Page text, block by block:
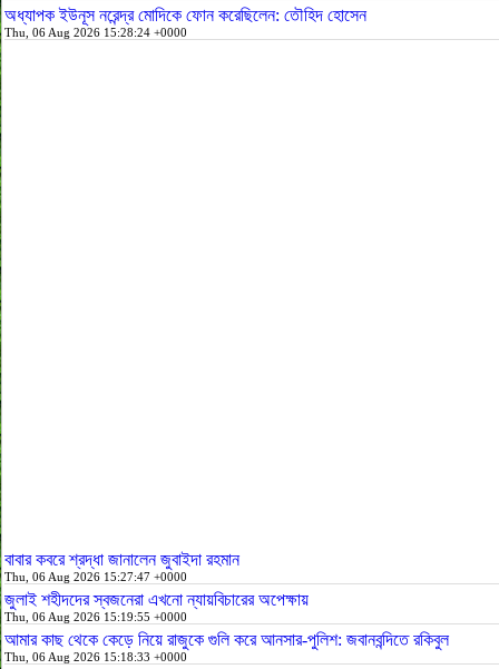
অধ্যাপক ইউনূস নরেন্দ্র মোদিকে ফোন করেছিলেন: তৌহিদ হোসেন
Thu, 06 Aug 2026 15:28:24 +0000
বাবার কবরে শ্রদ্ধা জানালেন জুবাইদা রহমান
Thu, 06 Aug 2026 15:27:47 +0000
জুলাই শহীদদের স্বজনেরা এখনো ন্যায়বিচারের অপেক্ষায়
Thu, 06 Aug 2026 15:19:55 +0000
আমার কাছ থেকে কেড়ে নিয়ে রাজুকে গুলি করে আনসার-পুলিশ: জবানবন্দিতে রকিবুল
Thu, 06 Aug 2026 15:18:33 +0000